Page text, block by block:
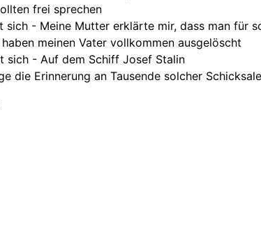
frei sprechen
- Meine Mutter erklärte mir, dass man für
meinen Vater vollkommen ausgelöscht
sich - Auf dem Schiff Josef Stalin
die Erinnerung an Tausende solcher